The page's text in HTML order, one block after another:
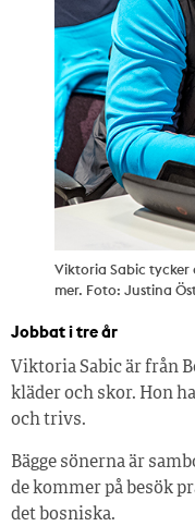
Viktoria Sabic tycker
mer. Foto: Justina
Jobbat i tre år
Viktoria Sabic är från
kläder och skor. Hon
och trivs.
Bägge sönerna är
de kommer på besök
det bosniska.